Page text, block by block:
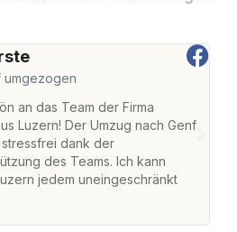
umgezogen
an das Team der Firma
Luzern! Der Umzug nach Genf
dank der
des Teams. Ich kann
jedem uneingeschränkt